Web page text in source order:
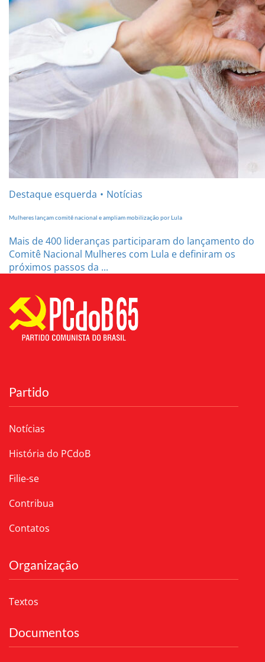
Destaque esquerda Notícias
Mulheres lançam comitê nacional e ampliam mobilização por Lula
Mais de 400 lideranças participaram do lançamento do
Comitê Nacional Mulheres com Lula e definiram os
próximos passos da ...
Partido
Notícias
História do PCdoB
Filie-se
Contribua
Contatos
Organização
Textos
Documentos